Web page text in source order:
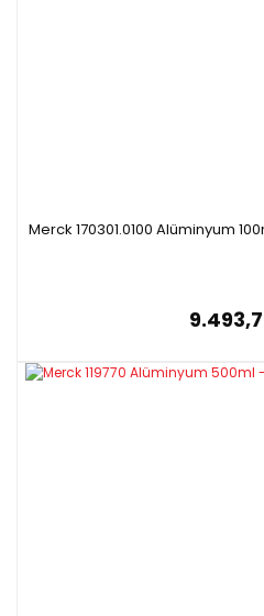
Merck 170301.0100 Alüminyum